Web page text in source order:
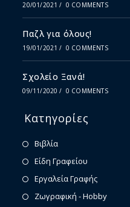
20/01/2021 / 0 COMMENTS
Παζλ για όλους!
19/01/2021 / 0 COMMENTS
Σχολείο Ξανά!
09/11/2020 / 0 COMMENTS
Κατηγορίες
Βιβλία
Είδη Γραφείου
Εργαλεία Γραφής
Ζωγραφική - Hobby